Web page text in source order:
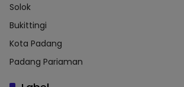
Solok
Bukittingi
Kota Padang
Padang Pariaman